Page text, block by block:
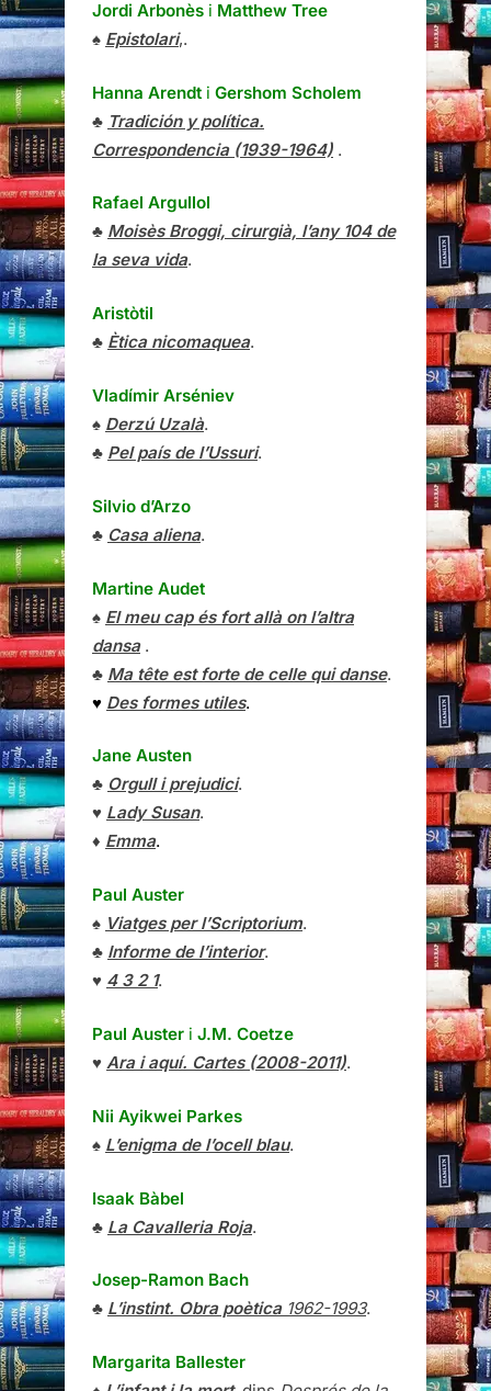
Jordi Arbonès i Matthew Tree
♠ Epistolari,.
Hanna Arendt i Gershom Scholem
♣ Tradición y política.
Correspondencia (1939-1964) .
Rafael Argullol
♣ Moisès Broggi, cirurgià, l’any 104 de
la seva vida.
Aristòtil
♣ Ètica nicomaquea.
Vladímir Arséniev
♠ Derzú Uzalà.
♣ Pel país de l’Ussuri.
Silvio d’Arzo
♣ Casa aliena.
Martine Audet
♠ El meu cap és fort allà on l’altra
dansa.
♣ Ma tête est forte de celle qui danse.
♥ Des formes utiles.
Jane Austen
♣ Orgull i prejudici.
♥ Lady Susan.
♦ Emma.
Paul Auster
♠ Viatges per l’Scriptorium.
♣ Informe de l’interior.
♥ 4 3 2 1.
Paul Auster i J.M. Coetze
♥ Ara i aquí. Cartes (2008-2011).
Nii Ayikwei Parkes
♠ L’enigma de l’ocell blau.
Isaak Bàbel
♣ La Cavalleria Roja.
Josep-Ramon Bach
♣ L’instint. Obra poètica1962-1993.
Margarita Ballester